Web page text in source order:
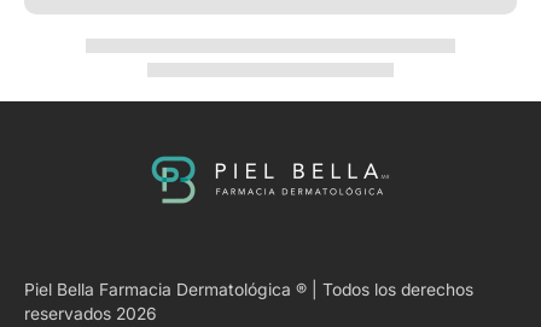
Piel Bella Farmacia Dermatológica ® | Todos los derechos
reservados 2026